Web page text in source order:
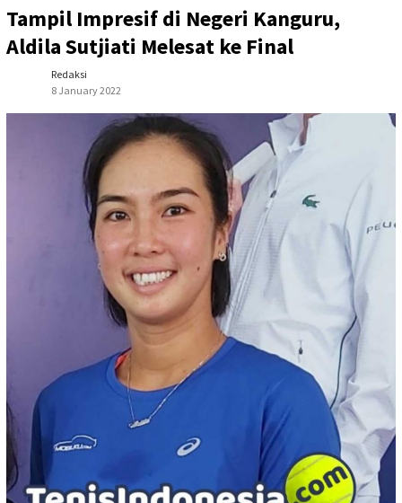
Tampil Impresif di Negeri Kanguru,
Aldila Sutjiati Melesat ke Final
Redaksi
8 January 2022